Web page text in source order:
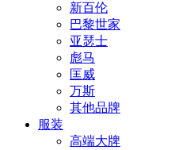
新百伦
巴黎世家
亚瑟士
彪马
匡威
万斯
其他品牌
服装
高端大牌